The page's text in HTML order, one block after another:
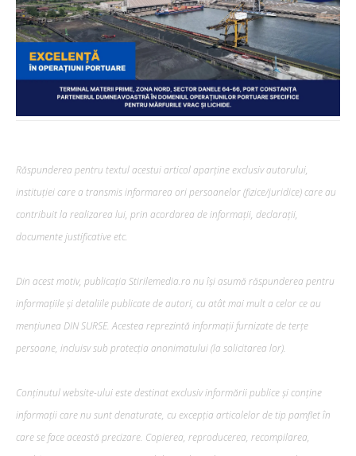
Răspunderea pentru textul acestui articol aparține exclusiv autorului,
instituției care a transmis informarea ori persoanelor (fizice/juridice) care au
contribuit la realizarea lui, prin acordarea de informații, declarații,
documente justificative etc.
Din acest motiv, publicația Stirilemedia.ro nu își asumă răspunderea pentru
informațiile și detaliile publicate de autori, cu atât mai mult a celor ce au
mențiunea DIN SURSE. Acestea reprezintă informații furnizate de terțe
persoane, incluisv sub protecția anonimatului (la solicitarea lor).
Conținutul website-ului este destinat exclusiv informării publice și conține
informații care nu sunt denaturate, cu excepția articolelor de tip pamflet în
care se face această precizare. Copierea, reproducerea, recompilarea,